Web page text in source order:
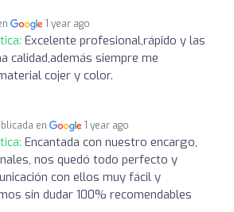
1 year ago
Excelente profesional,rápido y las
calidad,además siempre me
cojer y color.
en 1 year ago
Encantada con nuestro encargo,
nos quedó todo perfecto y
con ellos muy fácil y
sin dudar 100% recomendables